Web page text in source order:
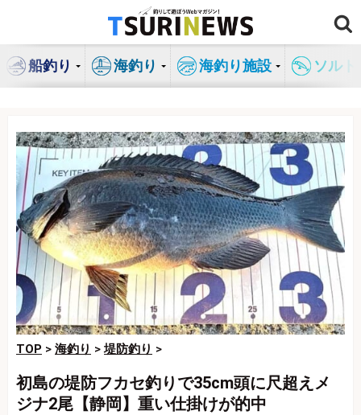
ン
船釣り 海釣り 海釣り施設 ソル
TOP > 海釣り >堤防釣り >
初島の堤防フカセ釣りで35cm頭に尺超えメ
ジナ2尾【静岡】重い仕掛けが的中